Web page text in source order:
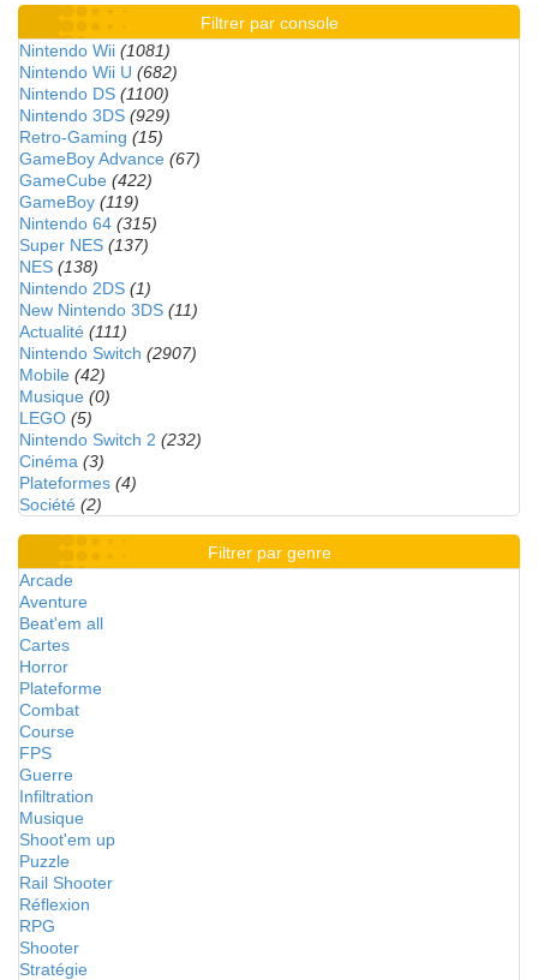
Filtrer par console
Nintendo Wii (1081)
Nintendo Wii U (682)
Nintendo DS (1100)
Nintendo 3DS (929)
Retro-Gaming (15)
GameBoy Advance (67)
GameCube (422)
GameBoy (119)
Nintendo 64 (315)
Super NES (137)
NES (138)
Nintendo 2DS (1)
New Nintendo 3DS (11)
Actualité (111)
Nintendo Switch (2907)
Mobile (42)
Musique (0)
LEGO (5)
Nintendo Switch 2 (232)
Cinéma (3)
Plateformes (4)
Société (2)
Filtrer par genre
Arcade
Aventure
Beat'em all
Cartes
Horror
Plateforme
Combat
Course
FPS
Guerre
Infiltration
Musique
Shoot'em up
Puzzle
Rail Shooter
Réflexion
RPG
Shooter
Stratégie